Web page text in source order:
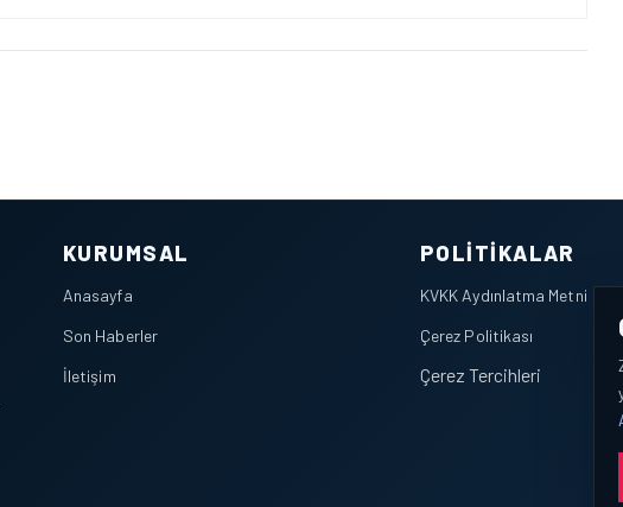
KURUMSAL
Anasayfa
Son Haberler
İletişim
POLITIKALAR
KVKK Aydınlatma Metni
Çerez Politikası
Çerez Tercihleri